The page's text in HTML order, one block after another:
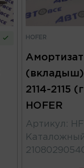
HOFER
(вкладыш)
2114-2115
HOFER
Артикул :